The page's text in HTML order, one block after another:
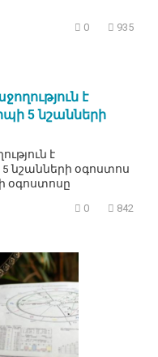
0 935
է
5 նշանների
է
նշանների օգոստոս
օգոստոսը
0 842